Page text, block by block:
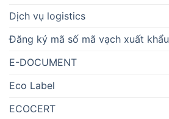
Dịch vụ logistics
Đăng ký mã số mã vạch xuất khẩu
E-DOCUMENT
Eco Label
ECOCERT